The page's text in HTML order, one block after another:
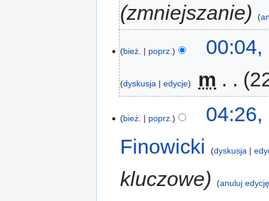
zmniejszanie
bież. poprz. 00:04,
dyskusja edycje m
bież. poprz.
04:26,
Finowicki
dyskusja
kluczowe anuluj